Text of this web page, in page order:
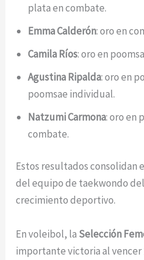
plata en combate.
Emma Calderón: oro en
Camila Ríos: oro en
Agustina Ripalda: oro en
poomsae individual.
Natzumi Carmona: oro en
combate.
Estos resultados
del equipo de taekwondo
crecimiento deportivo.
En voleibol, la Selección
importante victoria al vencer